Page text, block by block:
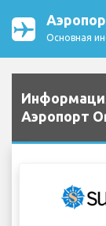
Основная
Аэропорт